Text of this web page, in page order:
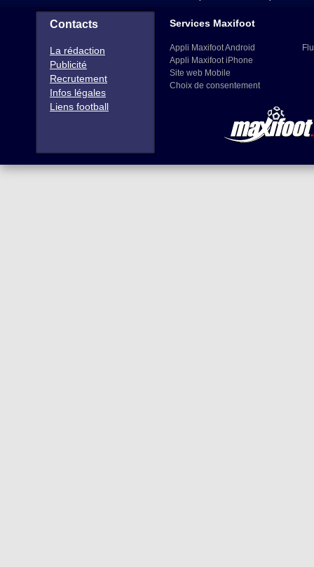
Contacts
La rédaction
Publicité
Recrutement
Infos légales
Liens football
Services Maxifoot
Appli Maxifoot Android
Appli Maxifoot iPhone
Site web Mobile
Choix de consentement